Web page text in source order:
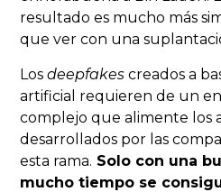
resultado es mucho más
que ver con una
Losdeepfakes creados a
artificial requieren de un
complejo que alimente los
desarrollados por las
esta rama. Solo con una
mucho tiempo se